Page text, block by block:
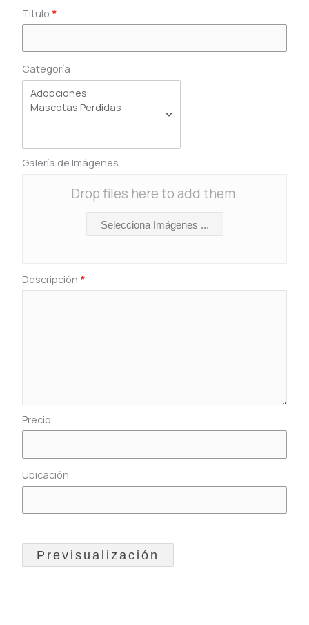
Título *
Categoría
Galería de Imágenes
Drop files here to add them.
Selecciona Imágenes ...
Descripción *
Precio
Ubicación